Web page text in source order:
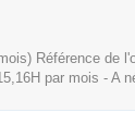
Référence de
par mois - A